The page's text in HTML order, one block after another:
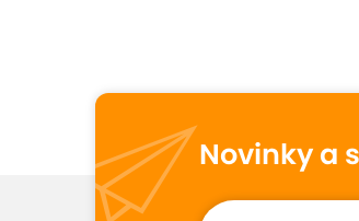
Veľmi
Novinky a